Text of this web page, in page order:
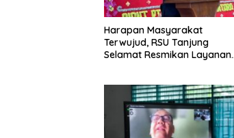
Harapan Masyarakat
Terwujud, RSU Tanjung
Selamat Resmikan Layanan